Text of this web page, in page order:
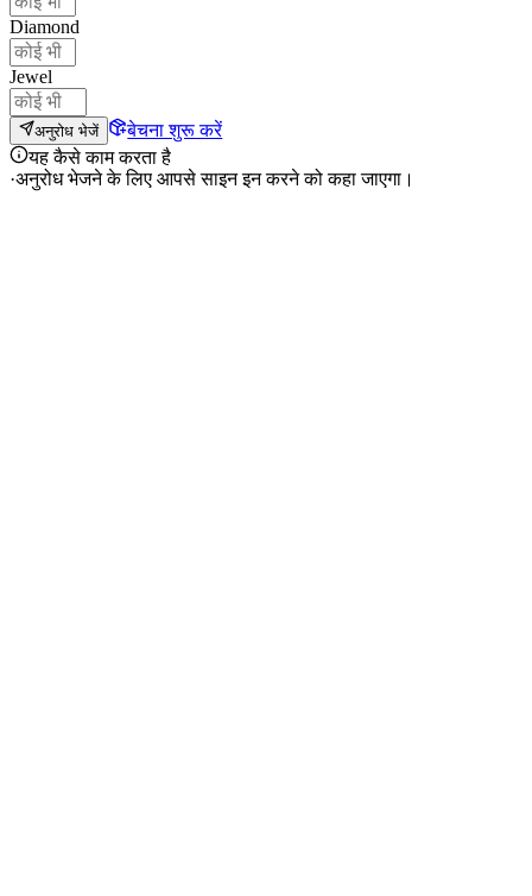
Diamond
Jewel
अनुरोध भेजें
बेचना शुरू करें
यह कैसे काम करता है
·अनुरोध भेजने के लिए आपसे साइन इन करने को कहा जाएगा।